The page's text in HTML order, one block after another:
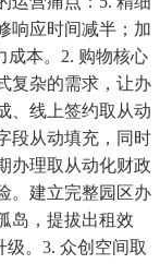
响应时间减半；加
成本。2. 购物核心
复杂的需求，让办
、线上签约取从动
段从动填充，同时
办理取从动化财政
。建立完整园区办
岛，提拔出租效
级。3. 众创空间取